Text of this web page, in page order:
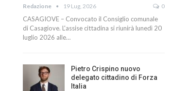
Redazione 19 Lug, 2026 0
CASAGIOVE – Convocato il Consiglio comunale
di Casagiove. L'assise cittadina si riunirà lunedì 20
luglio 2026 alle…
Pietro Crispino nuovo
delegato cittadino di Forza
Italia